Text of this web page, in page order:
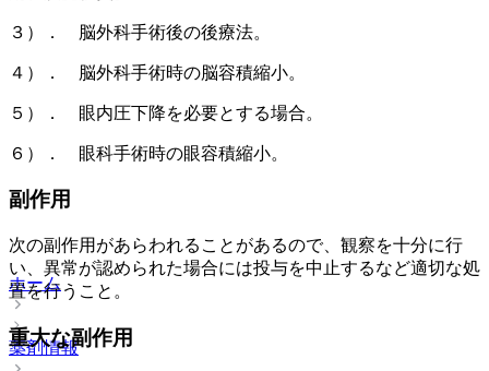
３）． 脳外科手術後の後療法。
４）． 脳外科手術時の脳容積縮小。
５）． 眼内圧下降を必要とする場合。
６）． 眼科手術時の眼容積縮小。
副作用
次の副作用があらわれることがあるので、観察を十分に行
い、異常が認められた場合には投与を中止するなど適切な処
置を行うこと。
重大な副作用
ホーム
薬剤情報